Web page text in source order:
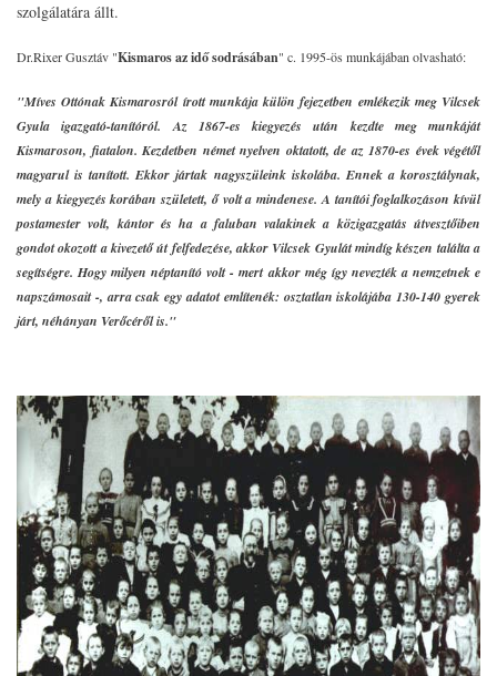
szolgálatára állt.
Dr.Rixer Gusztáv "Kismaros az idő sodrásában" c. 1995-ös munkájában olvasható:
"Míves OttónakKismarosról írott munkája külön fejezetben emlékezik meg Vilcsek
Gyula igazgató-tanítóról. Az 1867-es kiegyezés után kezdte meg munkáját
Kismaroson, fiatalon. Kezdetben német nyelven oktatott, de az 1870-es évek végétől
magyarul is tanított. Ekkor jártak nagyszüleink iskolába. Ennek a korosztálynak,
mely a kiegyezés korában született, ő volt a mindenese. A tanítói foglalkozáson kívül
postamester volt, kántor és ha a faluban valakinek a közigazgatás útvesztőiben
gondot okozott a kivezető út felfedezése, akkor Vilcsek Gyulát mindíg készen találta a
segítségre. Hogy milyen néptanító volt - mert akkor még így nevezték a nemzetnek e
napszámosait -, arra csak egy adatot említenék: osztatlan iskolájába 130-140 gyerek
járt, néhányan Verőcéről is."